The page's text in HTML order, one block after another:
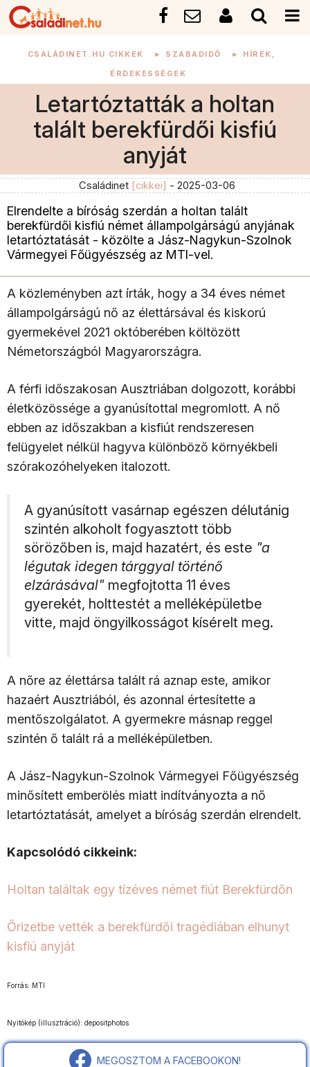
CSALÁDINET.HU CIKKEK ► SZABADIDŐ ► HÍREK,
ÉRDEKESSÉGEK
Letartóztatták a holtan
talált berekfürdői kisfiú
anyját
Családinet [cikkei] - 2025-03-06
Elrendelte a bíróság szerdán a holtan talált
berekfürdői kisfiú német állampolgárságú anyjának
letartóztatását - közölte a Jász-Nagykun-Szolnok
Vármegyei Főügyészség az MTI-vel.
A közleményben azt írták, hogy a 34 éves német
állampolgárságú nő az élettársával és kiskorú
gyermekével 2021 októberében költözött
Németországból Magyarországra.
A férfi időszakosan Ausztriában dolgozott, korábbi
életközössége a gyanúsítottal megromlott. A nő
ebben az időszakban a kisfiút rendszeresen
felügyelet nélkül hagyva különböző környékbeli
szórakozóhelyeken italozott.
A gyanúsított vasárnap egészen délutánig
szintén alkoholt fogyasztott több
sörözőben is, majd hazatért, és este "a
légutak idegen tárggyal történő
elzárásával" megfojtotta 11 éves
gyerekét, holttestét a melléképületbe
vitte, majd öngyilkosságot kísérelt meg.
A nőre az élettársa talált rá aznap este, amikor
hazaért Ausztriából, és azonnal értesítette a
mentőszolgálatot. A gyermekre másnap reggel
szintén ő talált rá a melléképületben.
A Jász-Nagykun-Szolnok Vármegyei Főügyészség
minősített emberölés miatt indítványozta a nő
letartóztatását, amelyet a bíróság szerdán elrendelt.
Kapcsolódó cikkeink:
Holtan találtak egy tízéves német fiút Berekfürdőn
Őrizetbe vették a berekfürdői tragédiában elhunyt
kisfiú anyját
Forrás: MTI
Nyitókép (illusztráció): depositphotos
MEGOSZTOM A FACEBOOKON!